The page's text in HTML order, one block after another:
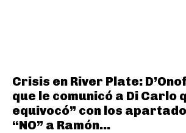
Crisis en River Plate:
que le comunicó a Di Carlo
equivocó” con los
“NO” a Ramón...